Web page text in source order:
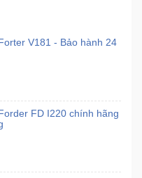
V181 - Bảo hành 24
FD I220 chính hãng